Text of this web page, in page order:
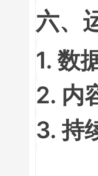
六、
1. 数
2. 内
3. 持